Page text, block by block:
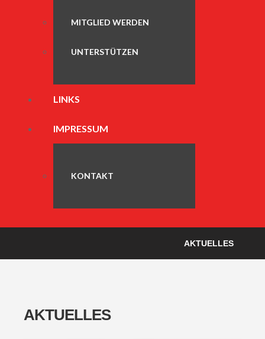
MITGLIED WERDEN
UNTERSTÜTZEN
LINKS
IMPRESSUM
KONTAKT
AKTUELLES
AKTUELLES